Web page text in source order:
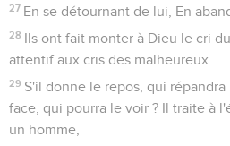
27 En se détournant de lui, En
28 Ils ont fait monter à Dieu le cri
attentif aux cris des malheureux.
29 S'il donne le repos, qui
face, qui pourra le voir ? Il traite à
un homme,